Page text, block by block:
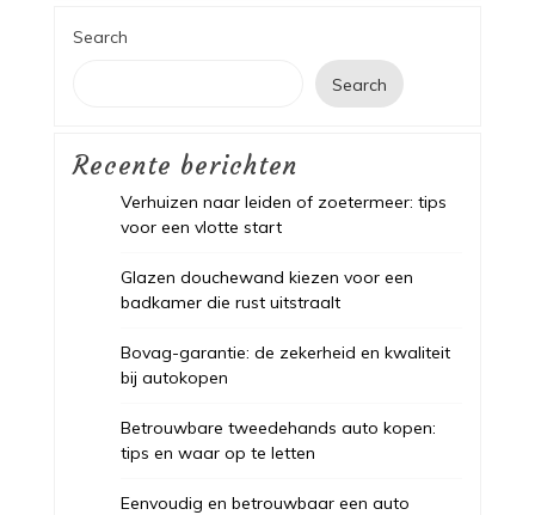
Search
Search
Recente berichten
Verhuizen naar leiden of zoetermeer: tips
voor een vlotte start
Glazen douchewand kiezen voor een
badkamer die rust uitstraalt
Bovag-garantie: de zekerheid en kwaliteit
bij autokopen
Betrouwbare tweedehands auto kopen:
tips en waar op te letten
Eenvoudig en betrouwbaar een auto